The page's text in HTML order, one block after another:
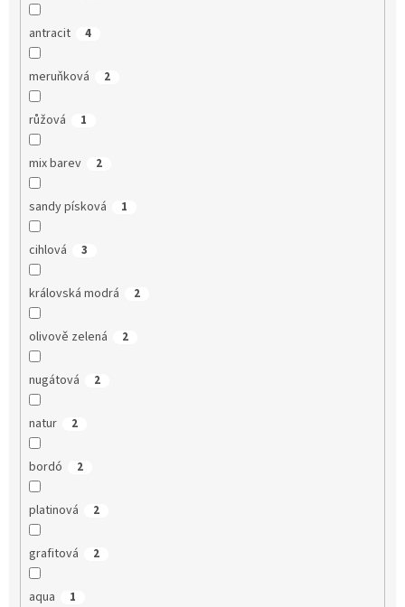
antracit 4
meruňková 2
růžová 1
mix barev 2
sandy písková 1
cihlová 3
královská modrá 2
olivově zelená 2
nugátová 2
natur 2
bordó 2
platinová 2
grafitová 2
aqua 1